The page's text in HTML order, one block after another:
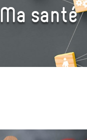
Ma santé